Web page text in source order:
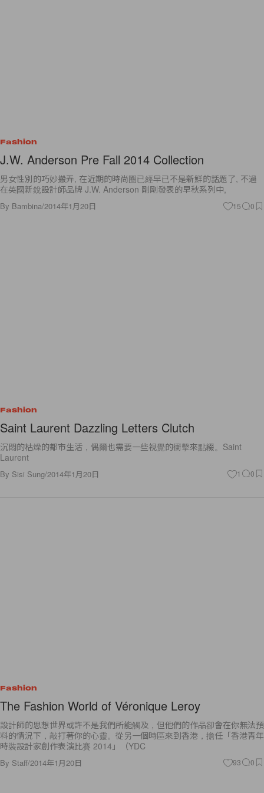
Fashion
J.W. Anderson Pre Fall 2014 Collection
男女性別的巧妙搬弄, 在近期的時尚圈已經早已不是新鮮的話題了, 不過
在英國新銳設計師品牌 J.W. Anderson 剛剛發表的早秋系列中,
By Bambina/2014年1月20日 15 0
Fashion
Saint Laurent Dazzling Letters Clutch
沉悶的枯燥的都市生活，偶爾也需要一些視覺的衝擊來點綴。Saint
Laurent
By Sisi Sung/2014年1月20日 1 0
Fashion
The Fashion World of Véronique Leroy
設計師的思想世界或許不是我們所能觸及，但他們的作品卻會在你無法預
料的情況下，敲打著你的心靈。從另一個時區來到香港，擔任「香港青年
時裝設計家創作表演比賽 2014」（YDC
By Staff/2014年1月20日 93 0